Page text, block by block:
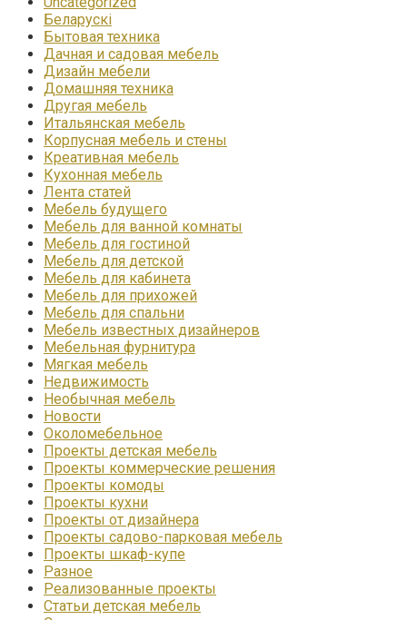
Беларускі
Бытовая техника
Дачная и садовая мебель
Дизайн мебели
Домашняя техника
Другая мебель
Итальянская мебель
Корпусная мебель и стены
Креативная мебель
Кухонная мебель
Лента статей
Мебель будущего
Мебель для ванной комнаты
Мебель для гостиной
Мебель для детской
Мебель для кабинета
Мебель для прихожей
Мебель для спальни
Мебель известных дизайнеров
Мебельная фурнитура
Мягкая мебель
Недвижимость
Необычная мебель
Новости
Околомебельное
Проекты детская мебель
Проекты коммерческие решения
Проекты комоды
Проекты кухни
Проекты от дизайнера
Проекты садово-парковая мебель
Проекты шкаф-купе
Разное
Реализованные проекты
Статьи детская мебель